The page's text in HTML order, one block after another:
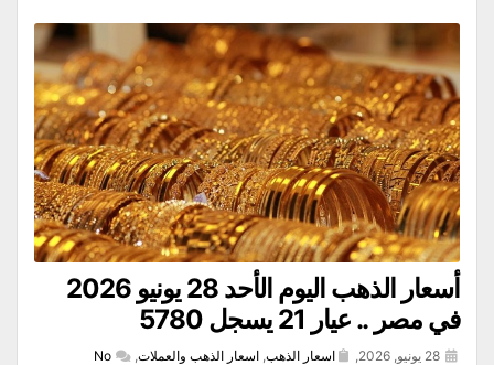
أسعار الذهب اليوم الأحد 28 يونيو 2026
في مصر .. عيار 21 يسجل 5780
اسعار الذهب اسعار الذهب والعملات
No